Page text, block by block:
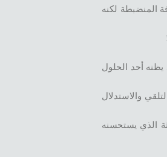
المنضبطة لكنه
يظنه أحد الحلول
والاستدلال
الذي يستحسنه